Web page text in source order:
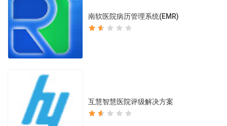
南软医院病历管理系统(EMR)
互慧智慧医院评级解决方案